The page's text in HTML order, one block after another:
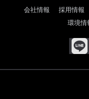
会社情報 採用情報
環境情